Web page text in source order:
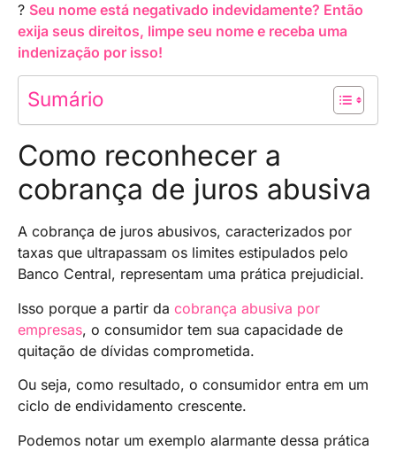
? Seu nome está negativado indevidamente? Então
exija seus direitos, limpe seu nome e receba uma
indenização por isso!
Sumário
Como reconhecer a
cobrança de juros abusiva
A cobrança de juros abusivos, caracterizados por
taxas que ultrapassam os limites estipulados pelo
Banco Central, representam uma prática prejudicial.
Isso porque a partir da cobrança abusiva por
empresas, o consumidor tem sua capacidade de
quitação de dívidas comprometida.
Ou seja, como resultado, o consumidor entra em um
ciclo de endividamento crescente.
Podemos notar um exemplo alarmante dessa prática